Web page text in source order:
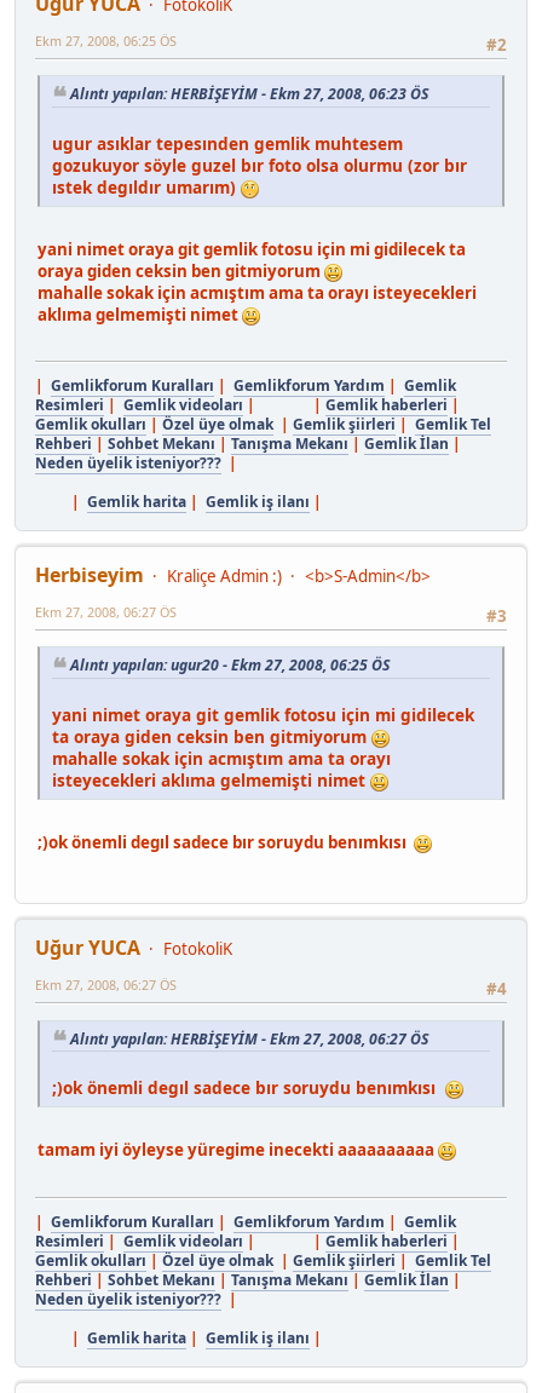
FotokoliK
#2
Ekm 27, 2008, 06:25 ÖS
Alıntı yapılan: HERBİŞEYİM - Ekm 27, 2008, 06:23 ÖS
ugur asıklar tepesınden gemlik muhtesem
gozukuyor söyle guzel bır foto olsa olurmu (zor bır
ıstek degıldır umarım)
yani nimet oraya git gemlik fotosu için mi gidilecek ta
oraya giden ceksin ben gitmiyorum
mahalle sokak için acmıştım ama ta orayı isteyecekleri
aklıma gelmemişti nimet
| Gemlikforum Kuralları | Gemlikforum Yardım | Gemlik
Resimleri | Gemlik videoları | | Gemlik haberleri |
Gemlik okulları | Özel üye olmak| Gemlik şiirleri | Gemlik Tel
Rehberi | Sohbet Mekanı | Tanışma Mekanı | Gemlik İlan |
Neden üyelik isteniyor??? |
| Gemlik harita | Gemlik iş ilanı |
Herbiseyim Kraliçe Admin :)
<b>S-Admin</b>
#3
Ekm 27, 2008, 06:27 ÖS
Alıntı yapılan: ugur20 - Ekm 27, 2008, 06:25 ÖS
yani nimet oraya git gemlik fotosu için mi gidilecek
ta oraya giden ceksin ben gitmiyorum
mahalle sokak için acmıştım ama ta orayı
isteyecekleri aklıma gelmemişti nimet
;)ok önemli degıl sadece bır soruydu benımkısı
Uğur YUCA
FotokoliK
#4
Ekm 27, 2008, 06:27 ÖS
Alıntı yapılan: HERBİŞEYİM - Ekm 27, 2008, 06:27 ÖS
;)ok önemli degıl sadece bır soruydu benımkısı
tamam iyi öyleyse yüregime inecekti aaaaaaaaaa
| Gemlikforum Kuralları | Gemlikforum Yardım | Gemlik
Resimleri | Gemlik videoları | | Gemlik haberleri |
Gemlik okulları | Özel üye olmak| Gemlik şiirleri | Gemlik Tel
Rehberi | Sohbet Mekanı | Tanışma Mekanı | Gemlik İlan |
Neden üyelik isteniyor??? |
| Gemlik harita | Gemlik iş ilanı |